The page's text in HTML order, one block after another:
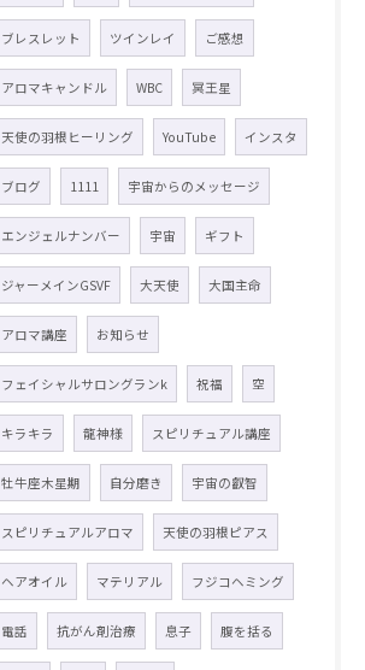
ブレスレット ツインレイ ご感想
アロマキャンドル WBC 冥王星
天使の羽根ヒーリング YouTube インスタ
ブログ 1111 宇宙からのメッセージ
エンジェルナンバー 宇宙 ギフト
ジャーメインGSVF 大天使 大国主命
アロマ講座 お知らせ
フェイシャルサロングランk 祝福 空
キラキラ 龍神様 スピリチュアル講座
牡牛座木星期 自分磨き 宇宙の叡智
スピリチュアルアロマ 天使の羽根ピアス
ヘアオイル マテリアル フジコヘミング
電話 抗がん剤治療 息子 腹を括る